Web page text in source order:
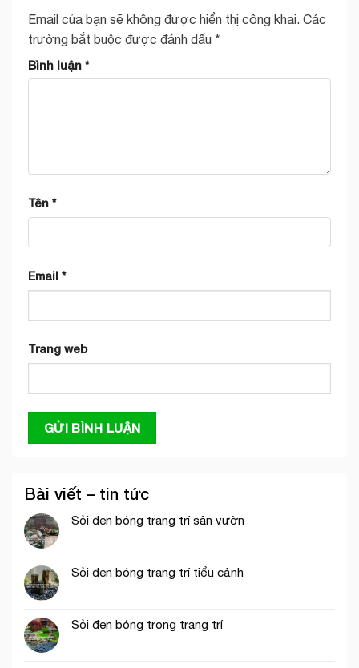
Email của bạn sẽ không được hiển thị công khai. Các
trường bắt buộc được đánh dấu *
Bình luận *
Tên *
Email *
Trang web
Bài viết – tin tức
Sỏi đen bóng trang trí sân vườn
Sỏi đen bóng trang trí tiểu cảnh
Sỏi đen bóng trong trang trí